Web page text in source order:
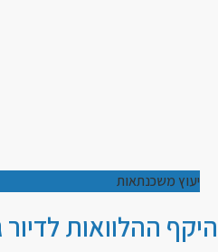
יעוץ משכנתאות
היקף ההלוואות